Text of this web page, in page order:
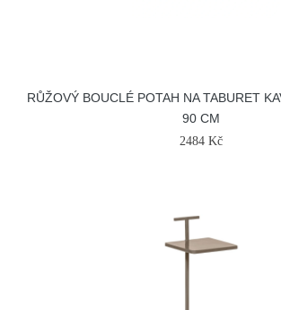
RŮŽOVÝ BOUCLÉ POTAH NA TABURET
90 CM
2484 Kč